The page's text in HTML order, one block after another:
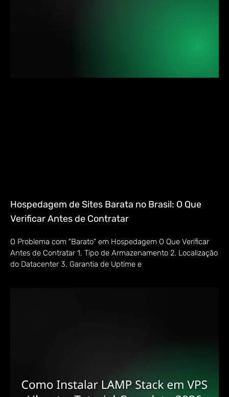
Hospedagem de Sites Barata no Brasil: O Que
Verificar Antes de Contratar
O Problema com "Barato" em Hospedagem O Que Verificar
Antes de Contratar 1. Tipo de Armazenamento 2. Localização
do Datacenter 3. Garantia de Uptime e